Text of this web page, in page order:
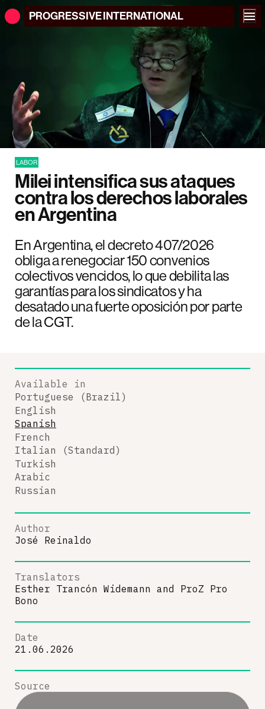
PROGRESSIVEINTERNATIONAL
LABOR
Milei intensifica sus ataques
contra los derechos laborales
en Argentina
En Argentina, el decreto 407/2026
obliga a renegociar 150 convenios
colectivos vencidos, lo que debilita las
garantías para los sindicatos y ha
desatado una fuerte oposición por parte
de la CGT.
Available in
Portuguese (Brazil)
English
Spanish
French
Italian (Standard)
Turkish
Arabic
Russian
Author
José Reinaldo
Translators
Esther Trancón Widemann and ProZ Pro
Bono
Date
21.06.2026
Source